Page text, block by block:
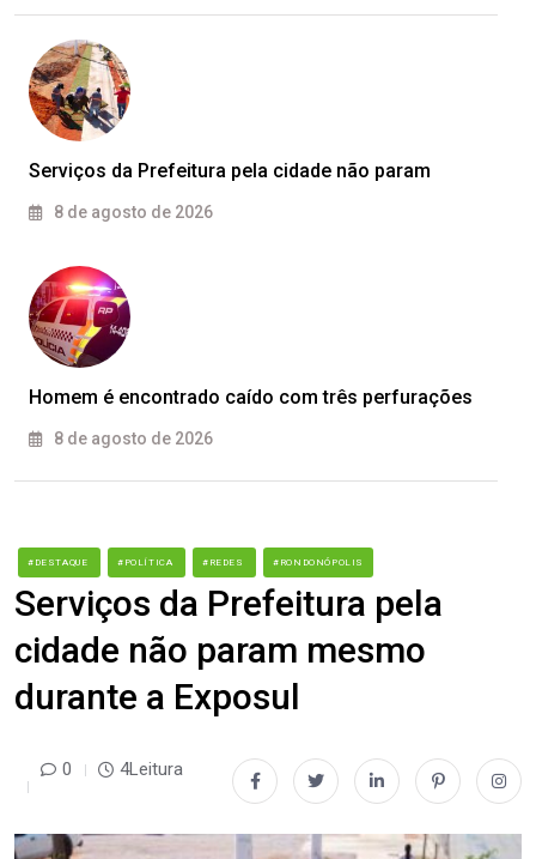
Serviços da Prefeitura pela cidade não param
8 de agosto de 2026
Homem é encontrado caído com três perfurações
8 de agosto de 2026
#DESTAQUE #POLÍTICA #REDES #RONDONÓPOLIS
Serviços da Prefeitura pela
cidade não param mesmo
durante a Exposul
0 4Leitura